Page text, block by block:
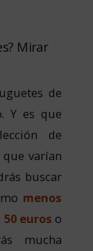
Mirar
de
Y es que
de
varían
buscar
menos
50 euros o
mucha